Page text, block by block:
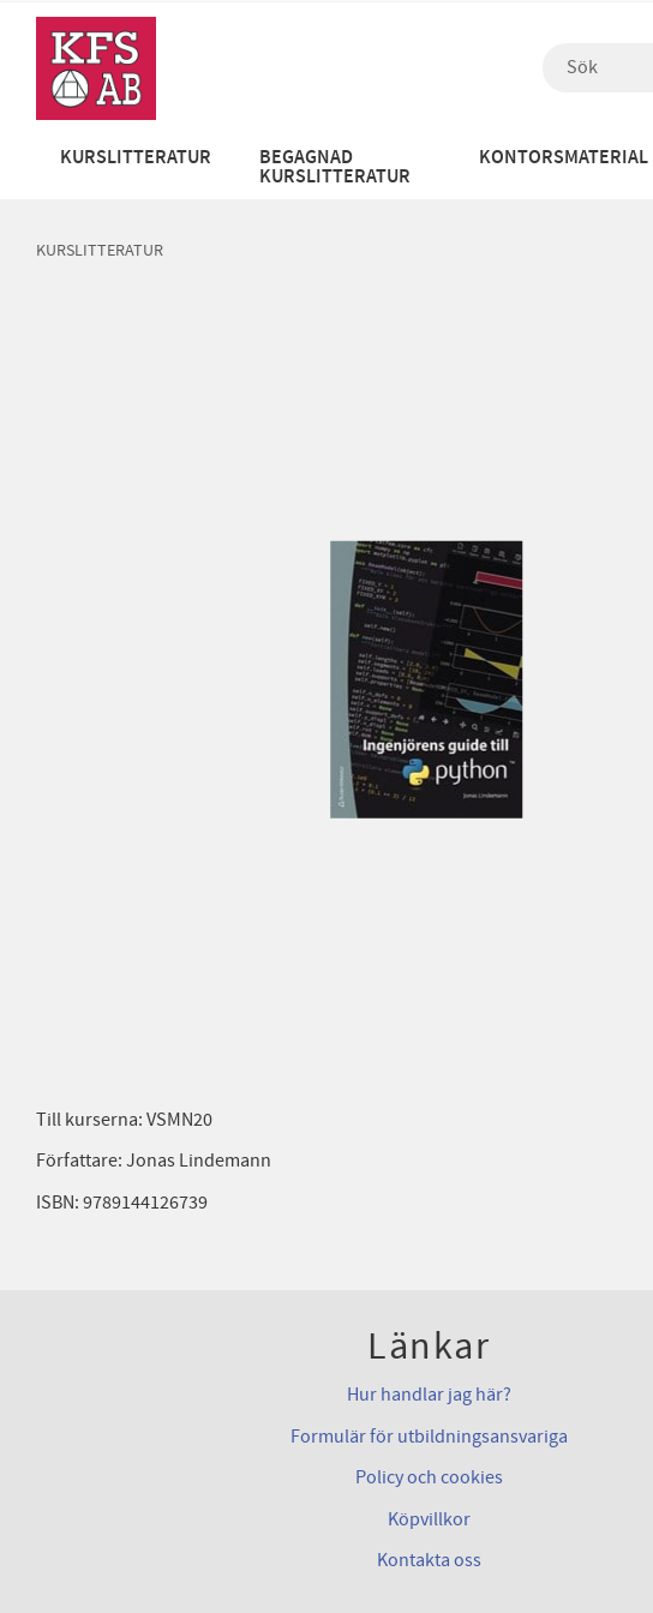
KURSLITTERATUR BEGAGNAD
KURSLITTERATUR
KONTORSMATERIAL
KURSLITTERATUR
Till kurserna: VSMN20
Författare: Jonas Lindemann
ISBN: 9789144126739
Länkar
Hur handlar jag här?
Formulär för utbildningsansvariga
Policy och cookies
Köpvillkor
Kontakta oss